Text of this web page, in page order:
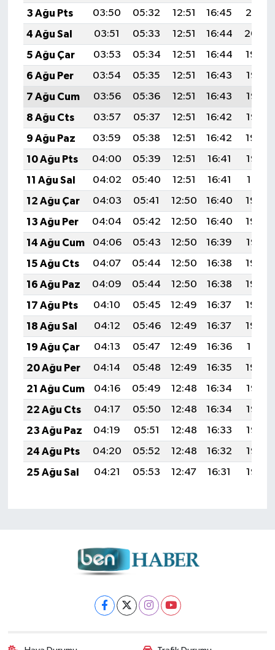
3 Ağu Pts
03:50 05:32 12:51 16:45
20:01
4 Ağu Sal
03:51 05:33 12:51 16:44
20:00
5 Ağu Çar
03:53 05:34 12:51 16:44
19:59
6 Ağu Per
03:54 05:35 12:51 16:43
19:58
7 Ağu Cum
03:56 05:36 12:51 16:43
19:56
8 Ağu Cts
03:57 05:37 12:51 16:42
19:55
9 Ağu Paz
03:59 05:38 12:51 16:42
19:54
10 Ağu Pts
04:00 05:39 12:51 16:41
19:53
11 Ağu Sal
04:02 05:40 12:51 16:41
19:51
12 Ağu Çar
04:03 05:41 12:50 16:40
19:50
13 Ağu Per
04:04 05:42 12:50 16:40
19:49
14 Ağu Cum
04:06 05:43 12:50 16:39
19:47
15 Ağu Cts
04:07 05:44 12:50 16:38
19:46
16 Ağu Paz
04:09 05:44 12:50 16:38
19:45
17 Ağu Pts
04:10 05:45 12:49 16:37
19:43
18 Ağu Sal
04:12 05:46 12:49 16:37
19:42
19 Ağu Çar
04:13 05:47 12:49 16:36
19:41
20 Ağu Per
04:14 05:48 12:49 16:35
19:39
21 Ağu Cum
04:16 05:49 12:48 16:34
19:38
22 Ağu Cts
04:17 05:50 12:48 16:34
19:36
23 Ağu Paz
04:19 05:51 12:48 16:33
19:35
24 Ağu Pts
04:20 05:52 12:48 16:32
19:33
25 Ağu Sal
04:21 05:53 12:47 16:31 19:32